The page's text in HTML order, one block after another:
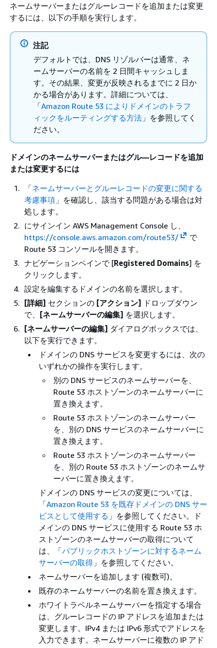
ネームサーバーまたはグルーレコードを追加または変更
するには、以下の手順を実行します。
注記
デフォルトでは、DNS リゾルバーは通常、ネ
ームサーバーの名前を 2 日間キャッシュしま
す。その結果、変更が反映されるまでに 2 日か
かる場合があります。詳細については、
「Amazon Route 53 によりドメインのトラフ
ィックをルーティングする方法 」を参照してく
ださい。
ドメインのネームサーバーまたはグル―レコードを追加
または変更するには
「ネームサーバーとグルーレコードの変更に関する
考慮事項 」を確認し、該当する問題がある場合は対
処します。
にサインイン AWS Management Console し、
https://console.aws.amazon.com/route53/
で
Route 53 コンソールを開きます。
ナビゲーションペインで [Registered Domains] を
クリックします。
設定を編集するドメインの名前を選択します。
[詳細] セクションの [アクション] ドロップダウン
で、 [ネームサーバーの編集] を選択します。
[ネームサーバーの編集] ダイアログボックスでは、
以下を実行できます。
ドメインの DNS サービスを変更するには、次の
いずれかの操作を実行します。
別の DNS サービスのネームサーバーを、
Route 53 ホストゾーンのネームサーバーに
置き換えます。
Route 53 ホストゾーンのネームサーバー
を、別の DNS サービスのネームサーバーに
置き換えます。
Route 53 ホストゾーンのネームサーバー
を、別の Route 53 ホストゾーンのネームサ
ーバーに置き換えます。
ドメインの DNS サービスの変更については、
「Amazon Route 53 を既存ドメインの DNS サー
ビスとして使用する 」を参照してください。ド
メインの DNS サービスに使用する Route 53 ホ
ストゾーンのネームサーバーの取得について
は、「パブリックホストゾーンに対するネーム
サーバーの取得 」を参照してください。
ネームサーバーを追加します (複数可)。
既存のネームサーバーの名前を置き換えます。
ホワイトラベルネームサーバーを指定する場合
は、グルーレコードの IP アドレスを追加または
変更します。IPv4 または IPv6 形式でアドレスを
入力できます。ネームサーバーに複数の IP アド